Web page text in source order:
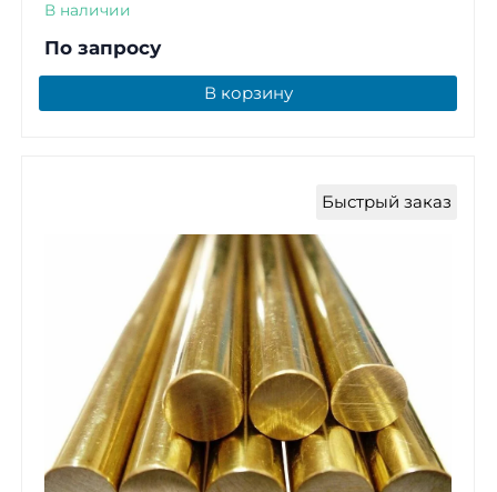
В наличии
По запросу
В корзину
Быстрый заказ